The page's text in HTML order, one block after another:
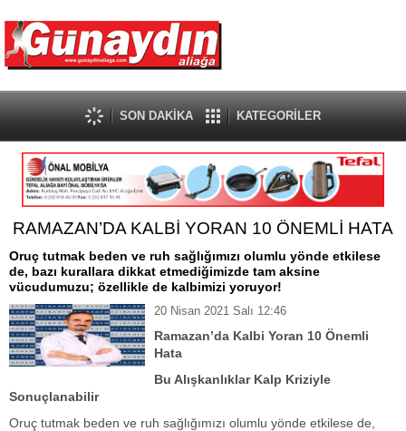
SON DAKİKA KATEGORİLER
RAMAZAN’DA KALBİ YORAN 10 ÖNEMLİ HATA
Oruç tutmak beden ve ruh sağlığımızı olumlu yönde etkilese
de, bazı kurallara dikkat etmediğimizde tam aksine
vücudumuzu; özellikle de kalbimizi yoruyor!
20 Nisan 2021 Salı 12:46
Ramazan’da Kalbi Yoran 10 Önemli
Hata
Bu Alışkanlıklar Kalp Kriziyle
Sonuçlanabilir
Oruç tutmak beden ve ruh sağlığımızı olumlu yönde etkilese de,